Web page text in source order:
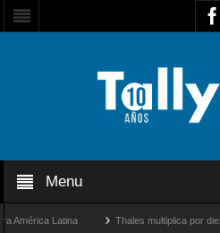
Menu
Latina Thales multiplica por diez